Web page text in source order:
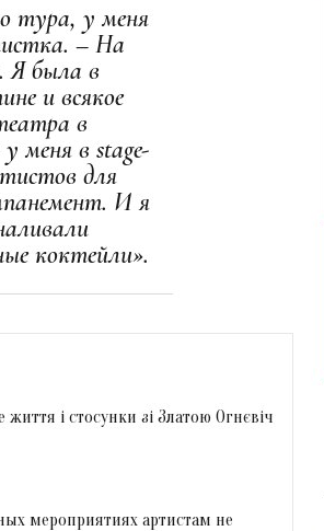
тура, у меня
– На
Я была в
и всякое
в
меня в stage-
для
И я
коктейли».
і стосунки зі Златою Огнєвіч
мероприятиях артистам не